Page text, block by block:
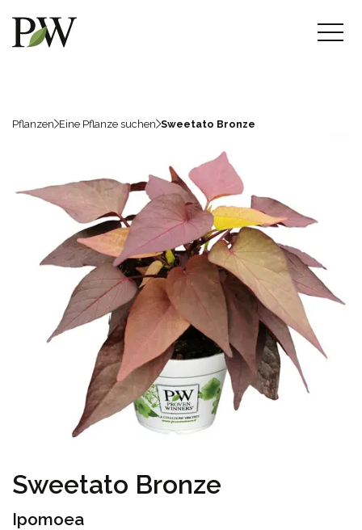
Pflanzen Eine Pflanze suchen Sweetato Bronze
Sweetato Bronze
Ipomoea